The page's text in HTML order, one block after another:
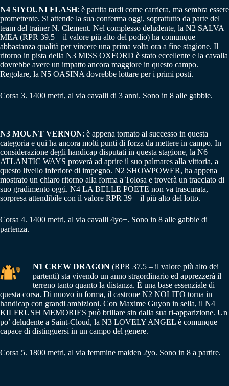
N4 SIYOUNI FLASH: è partita tardi come carriera, ma sembra essere
promettente. Si attende la sua conferma oggi, soprattutto da parte del
team del trainer N. Clement. Nel complesso deludente, la N2 SALVA
MEA (RPR 39.5 – il valore più alto del podio) ha comunque
abbastanza qualità per vincere una prima volta ora a fine stagione. Il
ritorno in pista della N3 MISS OXFORD è stato eccellente e la cavalla
dovrebbe avere un impatto ancora maggiore in questo campo.
Regolare, la N5 OASINA dovrebbe lottare per i primi posti.
Corsa 3. 1400 metri, al via cavalli di 3 anni. Sono in 8 alle gabbie.
N3 MOUNT VERNON: è appena tornato al successo in questa
categoria e qui ha ancora molti punti di forza da mettere in campo. In
considerazione degli handicap disputati in questa stagione, la N6
ATLANTIC WAYS proverà ad aprire il suo palmares alla vittoria, a
questo livello inferiore di impegno. N2 SHOWPOWER, ha appena
mostrato un chiaro ritorno alla forma a Tolosa e troverà un tracciato di
suo gradimento oggi. N4 LA BELLE POETE non va trascurata,
sorpresa attendibile con il valore RPR 39 – il più alto del lotto.
Corsa 4. 1400 metri, al via cavalli 4yo+. Sono in 8 alle gabbie di
partenza.
N1 CREW DRAGON (RPR 37.5 – il valore più alto dei
partenti) sta vivendo un anno straordinario ed apprezzerà il
terreno tanto quanto la distanza. È una base essenziale di
questa corsa. Di nuovo in forma, il castrone N2 NOLITO torna in
handicap con grandi ambizioni. Con Maxime Guyon in sella, il N4
KILFRUSH MEMORIES può brillare sin dalla sua ri-apparizione. Un
po’ deludente a Saint-Cloud, la N3 LOVELY ANGEL è comunque
capace di distinguersi in un campo del genere.
Corsa 5. 1800 metri, al via femmine maiden 2yo. Sono in 8 a partire.